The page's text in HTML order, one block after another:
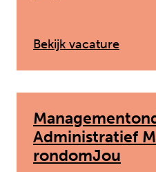
Bekijk vacature:
Administratief
rondomJou